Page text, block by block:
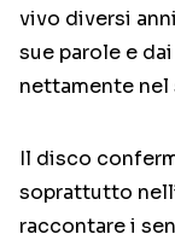
vivo diversi
sue parole e
nettamente
Il disco
soprattutto
raccontare i